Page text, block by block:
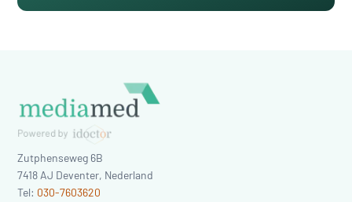
Zutphenseweg 6B
7418 AJ Deventer, Nederland
Tel: 030-7603620